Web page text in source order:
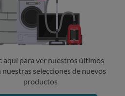
aquí para ver nuestros últimos
nuestras selecciones de nuevos
productos